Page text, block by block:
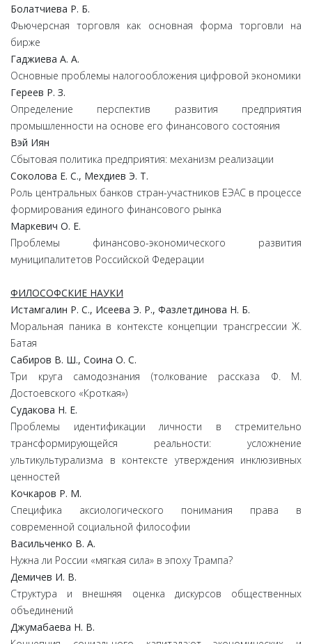
Болатчиева Р. Б.
Фьючерсная торговля как основная форма торговли на
бирже
Гаджиева А. А.
Основные проблемы налогообложения цифровой экономики
Гереев Р. З.
Определение перспектив развития предприятия
промышленности на основе его финансового состояния
Вэй Иян
Сбытовая политика предприятия: механизм реализации
Соколова Е. С., Мехдиев Э. Т.
Роль центральных банков стран-участников ЕЭАС в процессе
формирования единого финансового рынка
Маркевич О. Е.
Проблемы финансово-экономического развития
муниципалитетов Российской Федерации
ФИЛОСОФСКИЕ НАУКИ
Истамгалин Р. С., Исеева Э. Р., Фазлетдинова Н. Б.
Моральная паника в контексте концепции трансгрессии Ж.
Батая
Сабиров В. Ш., Соина О. С.
Три круга самодознания (толкование рассказа Ф. М.
Достоевского «Кроткая»)
Судакова Н. Е.
Проблемы идентификации личности в стремительно
трансформирующейся реальности: усложнение
ультикультурализма в контексте утверждения инклюзивных
ценностей
Кочкаров Р. М.
Специфика аксиологического понимания права в
современной социальной философии
Васильченко В. А.
Нужна ли России «мягкая сила» в эпоху Трампа?
Демичев И. В.
Структура и внешняя оценка дискурсов общественных
объединений
Джумабаева Н. В.